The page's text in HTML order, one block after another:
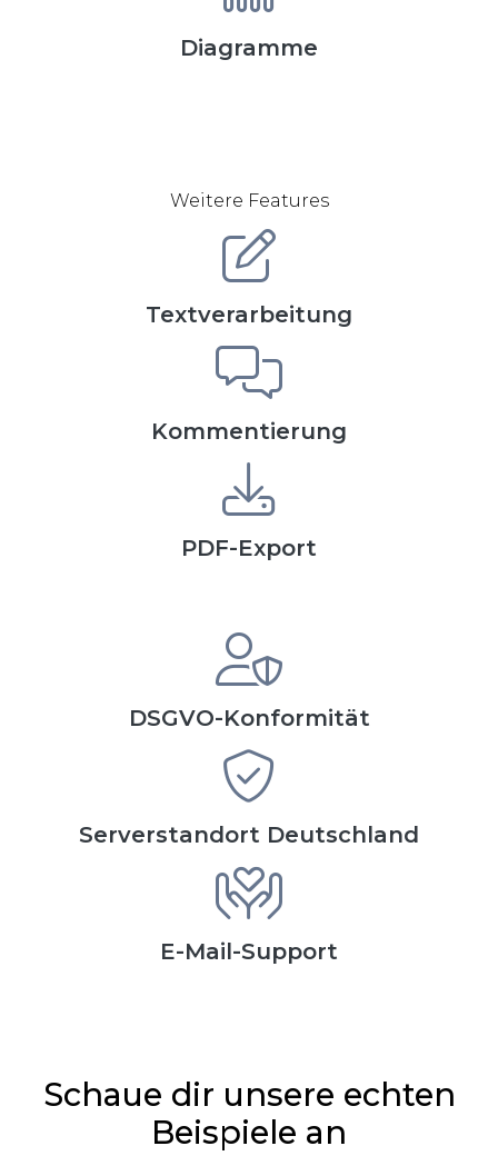
Diagramme
Weitere Features
Textverarbeitung
Kommentierung
PDF-Export
DSGVO-Konformität
Serverstandort Deutschland
E-Mail-Support
Schaue dir unsere echten
Beispiele an